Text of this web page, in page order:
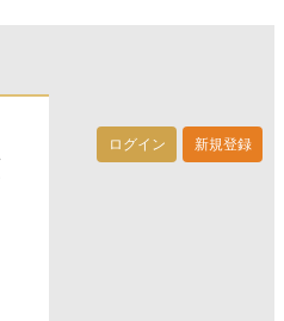
ログイン 新規登録